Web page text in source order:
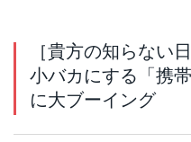
［貴方の知らない
小バカにする「携
に大ブーイング